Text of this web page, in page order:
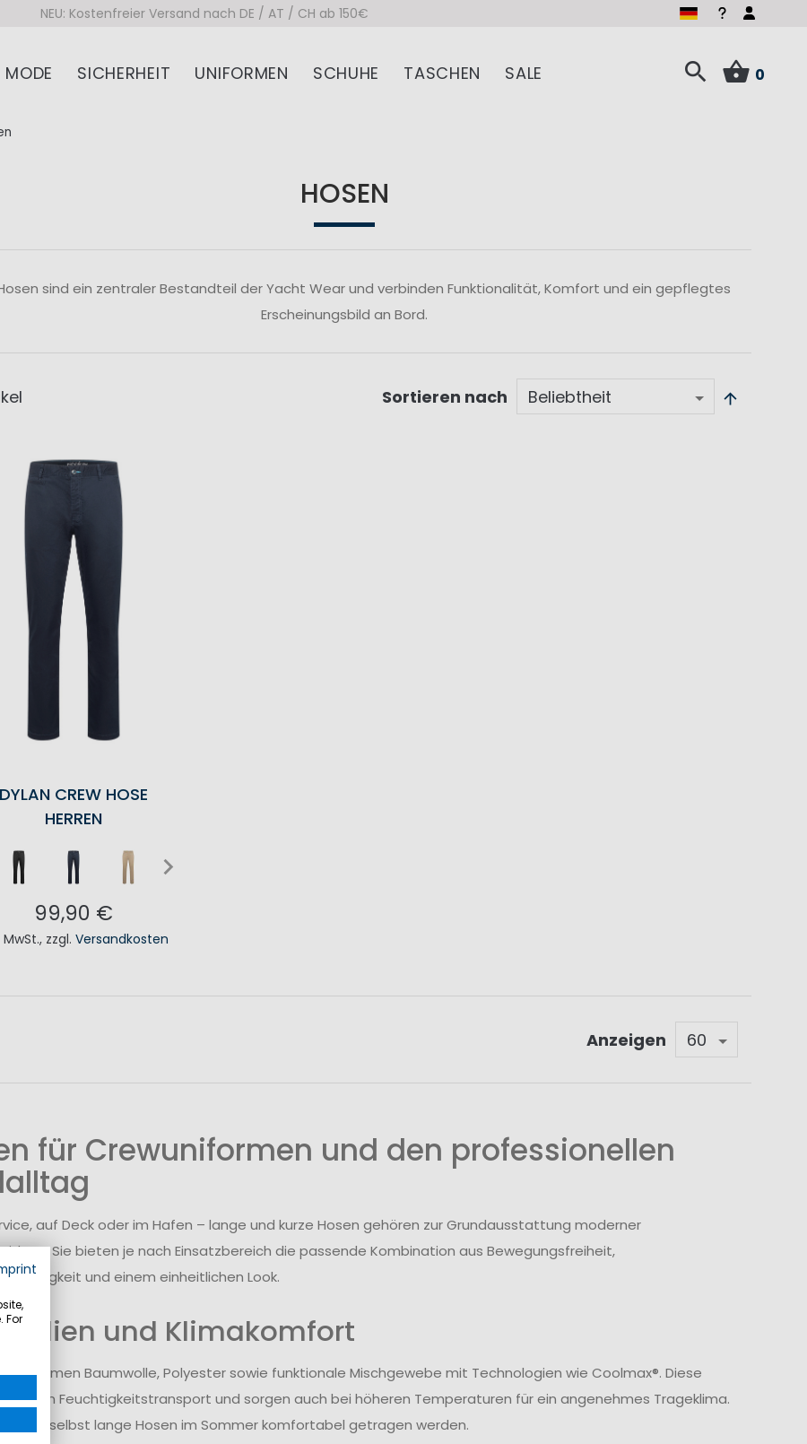
NEU: Kostenfreier Versand nach DE / AT / CH ab 150€
MODE SICHERHEIT UNIFORMEN SCHUHE TASCHEN SALE 0
HOSEN
sind ein zentraler Bestandteil der Yacht Wear und verbinden Funktionalität, Komfort und ein gepflegtes
Erscheinungsbild an Bord.
Sortieren nach
DYLAN CREW HOSE
HERREN
99,90 €
MwSt., zzgl.Versandkosten
Anzeigen
für Crewuniformen und den professionellen
auf Deck oder im Hafen – lange und kurze Hosen gehören zur Grundausstattung moderner
Sie bieten je nach Einsatzbereich die passende Kombination aus Bewegungsfreiheit,
und einem einheitlichen Look.
und Klimakomfort
kommen Baumwolle, Polyester sowie funktionale Mischgewebe mit Technologien wie Coolmax®. Diese
den Feuchtigkeitstransport und sorgen auch bei höheren Temperaturen für ein angenehmes Trageklima.
selbst lange Hosen im Sommer komfortabel getragen werden.
For